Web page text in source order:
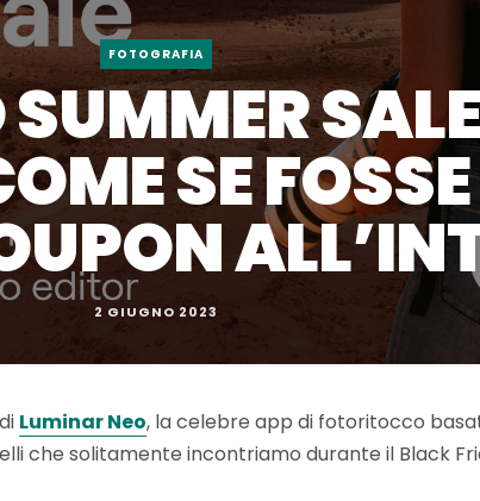
FOTOGRAFIA
SE
2 GIUGNO 2023
Luminar Neo, la celebre app di fotoritocco
che solitamente incontriamo durante il Black